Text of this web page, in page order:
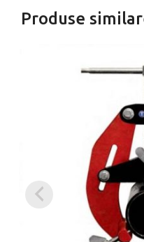
Produse